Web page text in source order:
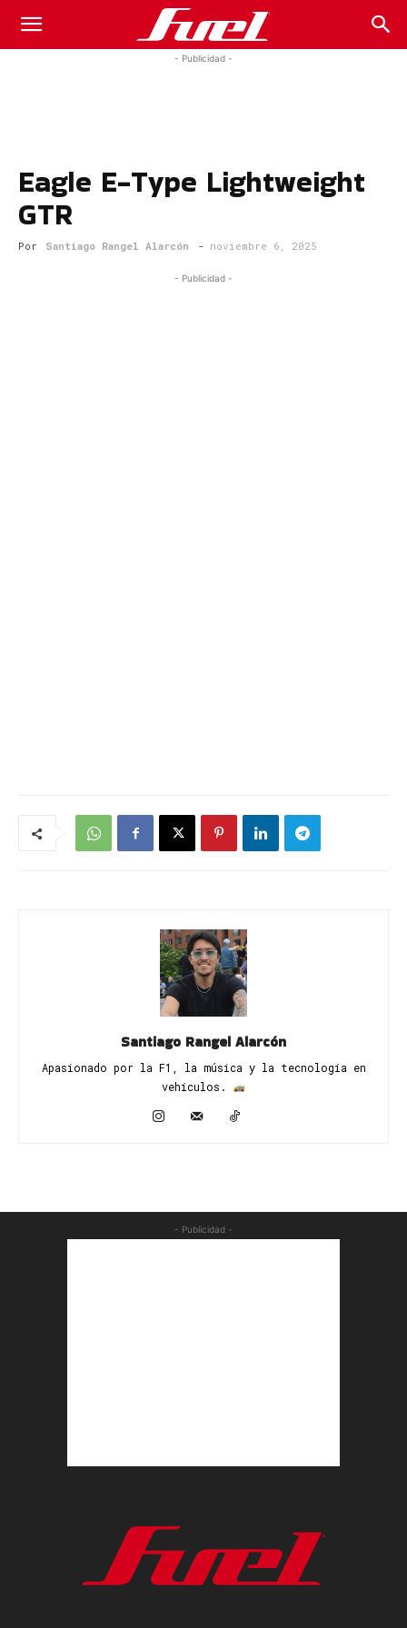
Fuel
Magazine
- Publicidad -
Eagle E-Type Lightweight
GTR
Por Santiago Rangel Alarcón - noviembre 6, 2025
- Publicidad -
Santiago Rangel Alarcón
Apasionado por la F1, la música y la tecnología en
vehículos. ​
- Publicidad -